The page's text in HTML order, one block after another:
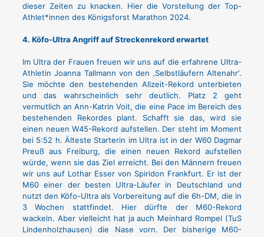
dieser Zeiten zu knacken. Hier die Vorstellung der Top-
Athlet*innen des Königsforst Marathon 2024.
4. Köfo-Ultra Angriff auf Streckenrekord erwartet
Im Ultra der Frauen freuen wir uns auf die erfahrene Ultra-
Athletin Joanna Tallmann von den ‚Selbstläufern Altenahr‘.
Sie möchte den bestehenden Allzeit-Rekord unterbieten
und das wahrscheinlich sehr deutlich. Platz 2 geht
vermutlich an Ann-Katrin Voit, die eine Pace im Bereich des
bestehenden Rekordes plant. Schafft sie das, wird sie
einen neuen W45-Rekord aufstellen. Der steht im Moment
bei 5:52 h. Älteste Starterin im Ultra ist in der W60 Dagmar
Preuß aus Freiburg, die einen neuen Rekord aufstellen
würde, wenn sie das Ziel erreicht. Bei den Männern freuen
wir uns auf Lothar Esser von Spiridon Frankfurt. Er ist der
M60 einer der besten Ultra-Läufer in Deutschland und
nutzt den Köfo-Ultra als Vorbereitung auf die 6h-DM, die in
3 Wochen stattfindet. Hier dürfte der M60-Rekord
wackeln. Aber vielleicht hat ja auch Meinhard Rompel (TuS
Lindenholzhausen) die Nase vorn. Der bisherige M60-